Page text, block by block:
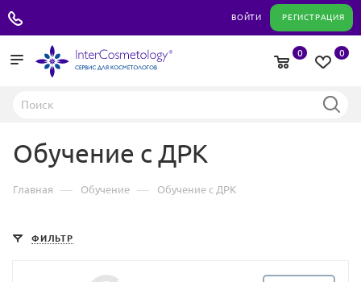
ВОЙТИ РЕГИСТРАЦИЯ
0
0
Обучение с ДРК
Главная — Обучение — Обучение с ДРК
ФИЛЬТР